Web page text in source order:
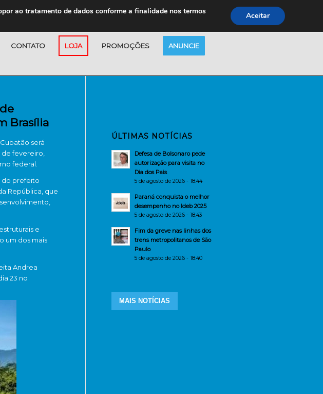
CONTATO LOJA PROMOÇÕES ANUNCIE
Brasília
será
fevereiro,
federal.
do prefeito
República, que
e
um dos mais
Andrea
23 no
ÚLTIMAS NOTÍCIAS
Defesa de Bolsonaro pede
autorização para visita no
Dia dos Pais
5 de agosto de 2026 - 18:44
Paraná conquista o melhor
desempenho no Ideb 2025
5 de agosto de 2026 - 18:43
Fim da greve nas linhas dos
trens metropolitanos de São
Paulo
5 de agosto de 2026 - 18:40
MAIS NOTÍCIAS
ao tratamento de dados conforme a finalidade nos termos
Aceitar